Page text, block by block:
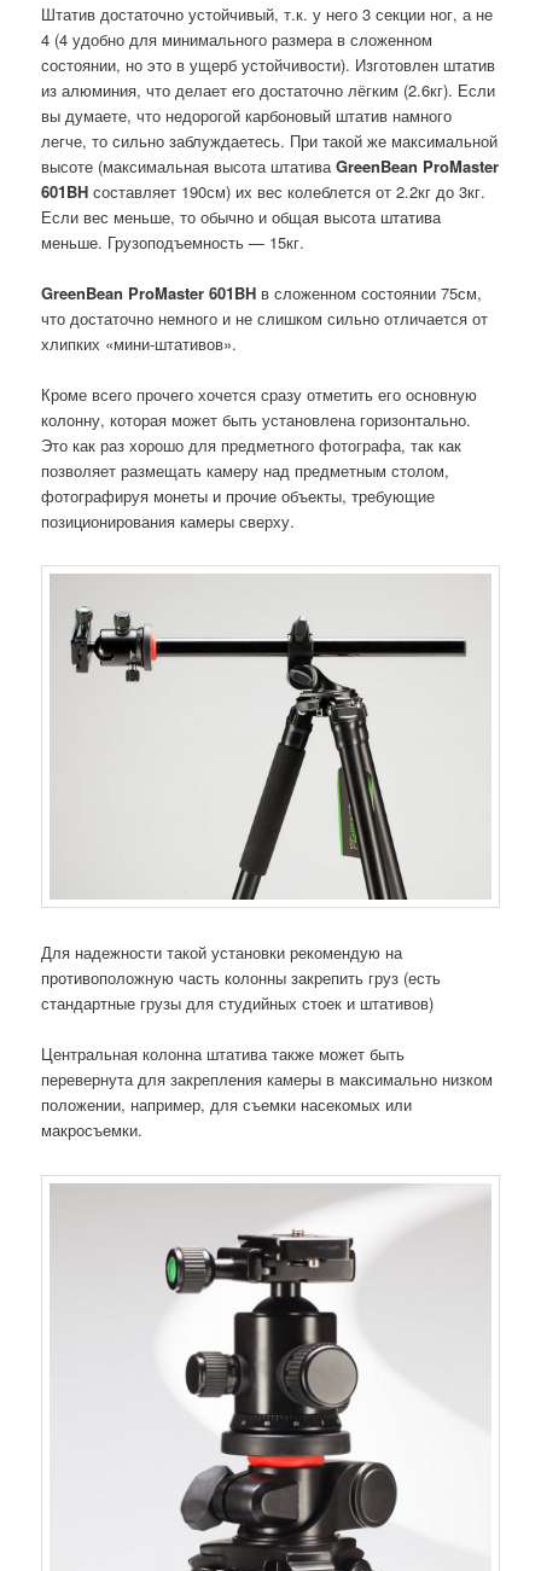
Штатив достаточно устойчивый, т.к. у него 3 секции ног, а не
4 (4 удобно для минимального размера в сложенном
состоянии, но это в ущерб устойчивости). Изготовлен штатив
из алюминия, что делает его достаточно лёгким (2.6кг). Если
вы думаете, что недорогой карбоновый штатив намного
легче, то сильно заблуждаетесь. При такой же максимальной
высоте (максимальная высота штативаGreenBean ProMaster
601BH составляет 190см) их вес колеблется от 2.2кг до 3кг.
Если вес меньше, то обычно и общая высота штатива
меньше. Грузоподъемность — 15кг.
GreenBean ProMaster 601BH в сложенном состоянии 75см,
что достаточно немного и не слишком сильно отличается от
хлипких «мини-штативов».
Кроме всего прочего хочется сразу отметить его основную
колонну, которая может быть установлена горизонтально.
Это как раз хорошо для предметного фотографа, так как
позволяет размещать камеру над предметным столом,
фотографируя монеты и прочие объекты, требующие
позиционирования камеры сверху.
Для надежности такой установки рекомендую на
противоположную часть колонны закрепить груз (есть
стандартные грузы для студийных стоек и штативов)
Центральная колонна штатива также может быть
перевернута для закрепления камеры в максимально низком
положении, например, для съемки насекомых или
макросъемки.